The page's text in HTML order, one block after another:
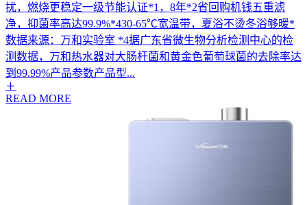
扰，燃烧更稳定一级节能认证*1，8年*2省回购机钱五重滤
净，抑菌率高达99.9%*430-65℃宽温带，夏浴不烫冬浴够暖*
数据来源：万和实验室 *4据广东省微生物分析检测中心的检
测数据，万和热水器对大肠杆菌和黄金色葡萄球菌的去除率达
到99.99%产品参数产品型...
READ MORE